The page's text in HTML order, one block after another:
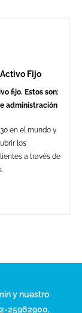
Fijo
fijo. Estos son:
administración
en el mundo y
los
a través de
y nuestro
25962900,